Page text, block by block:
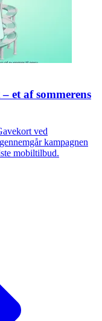
et af sommerens
ved
kampagnen
mobiltilbud.